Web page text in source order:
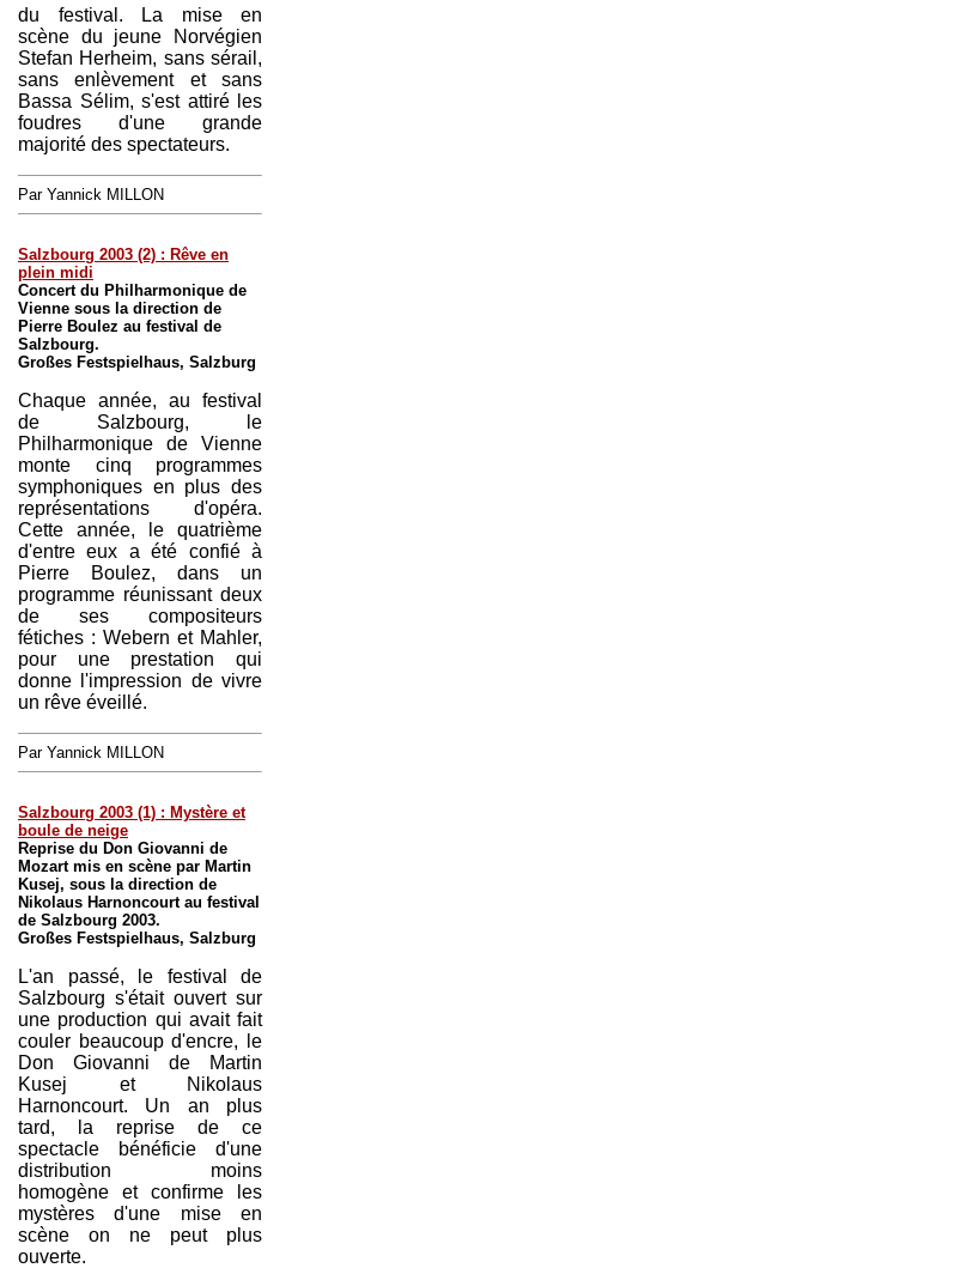
du festival. La mise en
scène du jeune Norvégien
Stefan Herheim, sans sérail,
sans enlèvement et sans
Bassa Sélim, s'est attiré les
foudres d'une grande
majorité des spectateurs.
Par Yannick MILLON
Salzbourg 2003 (2) : Rêve en
plein midi
Concert du Philharmonique de
Vienne sous la direction de
Pierre Boulez au festival de
Salzbourg.
Großes Festspielhaus, Salzburg
Chaque année, au festival
de Salzbourg, le
Philharmonique de Vienne
monte cinq programmes
symphoniques en plus des
représentations d'opéra.
Cette année, le quatrième
d'entre eux a été confié à
Pierre Boulez, dans un
programme réunissant deux
de ses compositeurs
fétiches : Webern et Mahler,
pour une prestation qui
donne l'impression de vivre
un rêve éveillé.
Par Yannick MILLON
Salzbourg 2003 (1) : Mystère et
boule de neige
Reprise du Don Giovanni de
Mozart mis en scène par Martin
Kusej, sous la direction de
Nikolaus Harnoncourt au festival
de Salzbourg 2003.
Großes Festspielhaus, Salzburg
L'an passé, le festival de
Salzbourg s'était ouvert sur
une production qui avait fait
couler beaucoup d'encre, le
Don Giovanni de Martin
Kusej et Nikolaus
Harnoncourt. Un an plus
tard, la reprise de ce
spectacle bénéficie d'une
distribution moins
homogène et confirme les
mystères d'une mise en
scène on ne peut plus
ouverte.